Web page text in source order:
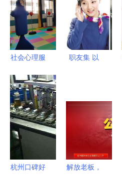
日系列宣传
教育咨询活
动
社会心理服
询室设备产
品的主要应
用领域——
以教育咨询
服务为例
职友集 以
行业的透明
杭州口碑好
解放老板，